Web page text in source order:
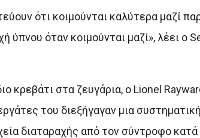
ότι κοιμούνται καλύτερα μαζί
ύπνου όταν κοιμούνται μαζί», λέει ο
κρεβάτι στα ζευγάρια, ο Lionel
του διεξήγαγαν μια
διαταραχής από τον σύντροφο κατά